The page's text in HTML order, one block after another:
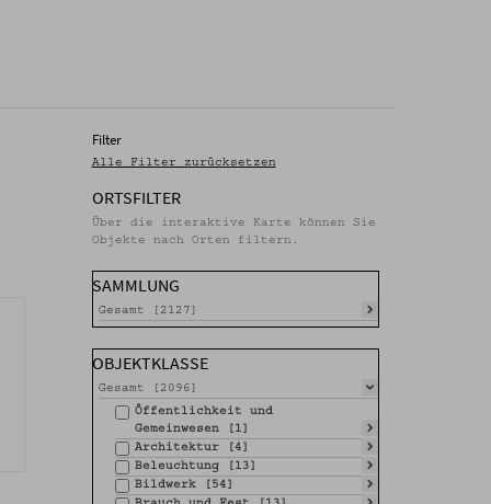
Filter
Alle Filter zurücksetzen
ORTSFILTER
Über die interaktive Karte können Sie
Objekte nach Orten filtern.
SAMMLUNG
Gesamt [2127]
OBJEKTKLASSE
Gesamt [2096]
Öffentlichkeit und
Gemeinwesen [1]
Architektur [4]
Beleuchtung [13]
Bildwerk [54]